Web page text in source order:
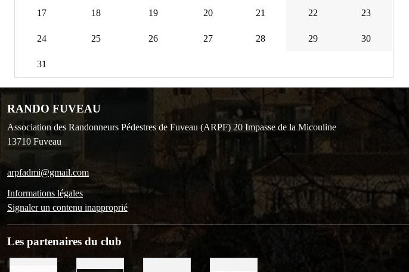
17 18 19 20 21 22 23
24 25 26 27 28 29 30
31
RANDO FUVEAU
Association des Randonneurs Pédestres de Fuveau (ARPF) 20 Impasse de la Micouline
13710 Fuveau
arpfadmi@gmail.com
Informations légales
Signaler un contenu inapproprié
Les partenaires du club